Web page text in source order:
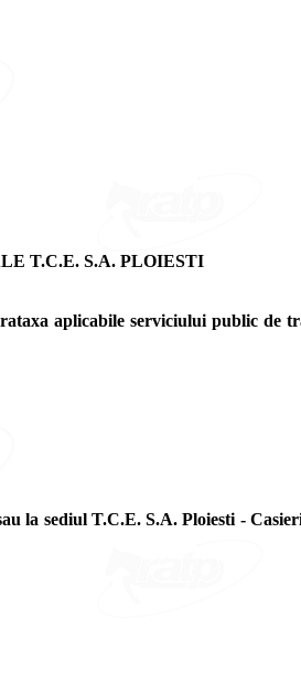
T.C.E. S.A. PLOIESTI
aplicabile serviciului public de
la sediul T.C.E. S.A. Ploiesti -